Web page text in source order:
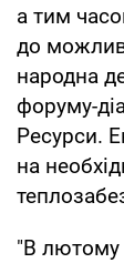
а тим
до
народна
форуму-
Ресурси.
на
"В лютому